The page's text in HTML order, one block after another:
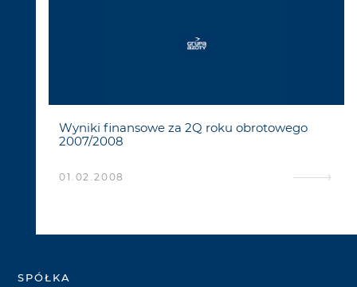
Wyniki finansowe za 2Q roku obrotowego
2007/2008
01.02.2008
SPÓŁKA